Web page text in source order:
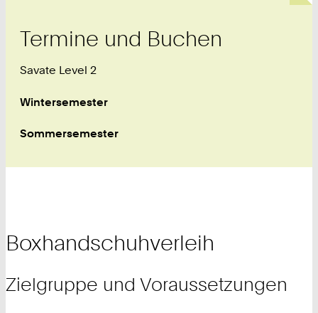
Termine und Buchen
Savate Level 2
Wintersemester
Sommersemester
Boxhandschuhverleih
Zielgruppe und Voraussetzungen